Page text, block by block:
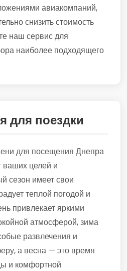
авиакомпаний,
снизить стоимость
наш сервис для
наиболее подходящего
для поездки
для посещения Днепра
ваших целей и
сезон имеет свои
теплой погодой и
привлекает яркими
атмосферой, зима
развлечения и
а весна — это время
и комфортной